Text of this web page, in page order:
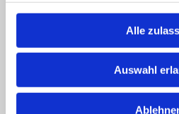
Alle
Auswahl
Unser
Wir stellen unser Team
Tiermedizinische